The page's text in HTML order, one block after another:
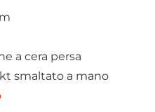
a cera persa
smaltato a mano